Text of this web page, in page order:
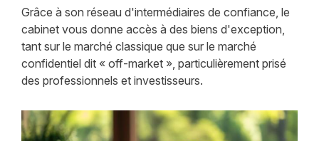
Grâce à son réseau d'intermédiaires de confiance, le
cabinet vous donne accès à des biens d'exception,
tant sur le marché classique que sur le marché
confidentiel dit « off-market », particulièrement prisé
des professionnels et investisseurs.